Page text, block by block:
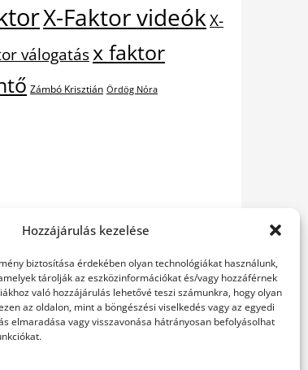
Hozzájárulás kezelése
biztosítása érdekében olyan technológiákat használunk,
tárolják az eszközinformációkat és/vagy hozzáférnek
való hozzájárulás lehetővé teszi számunkra, hogy olyan
az oldalon, mint a böngészési viselkedés vagy az egyedi
elmaradása vagy visszavonása hátrányosan befolyásolhat
X-Faktor videókX-
válogatásx faktor
Zámbó Krisztián Ördög Nóra